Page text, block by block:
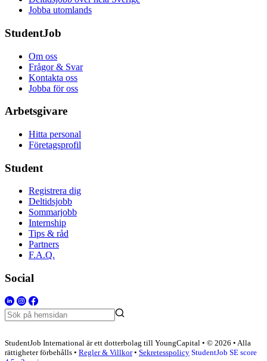
Jobba utomlands
StudentJob
Om oss
Frågor & Svar
Kontakta oss
Jobba för oss
Arbetsgivare
Hitta personal
Företagsprofil
Student
Registrera dig
Deltidsjobb
Sommarjobb
Internship
Tips & råd
Partners
F.A.Q.
Social
StudentJob International är ett dotterbolag till YoungCapital • © 2026 • Alla
rättigheter förbehålls • Regler & Villkor• Sekretesspolicy StudentJob SE score